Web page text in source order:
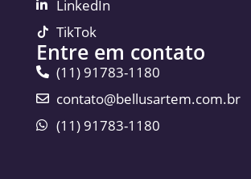
LinkedIn
TikTok
Entre em contato
(11) 91783-1180
contato@bellusartem.com.br
(11) 91783-1180